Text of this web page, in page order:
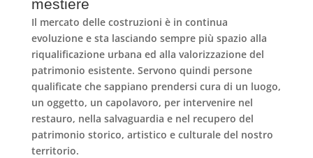
mestiere
Il mercato delle costruzioni è in continua
evoluzione e sta lasciando sempre più spazio alla
riqualificazione urbana ed alla valorizzazione del
patrimonio esistente. Servono quindi persone
qualificate che sappiano prendersi cura di un luogo,
un oggetto, un capolavoro, per intervenire nel
restauro, nella salvaguardia e nel recupero del
patrimonio storico, artistico e culturaledel nostro
territorio.